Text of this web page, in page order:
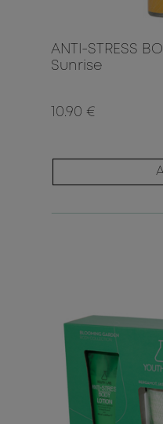
ANTI-STRESS
Sunrise
10.90 €